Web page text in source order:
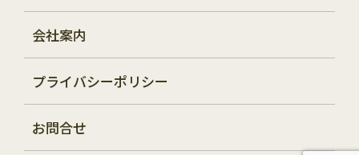
会社案内
プライバシーポリシー
お問合せ